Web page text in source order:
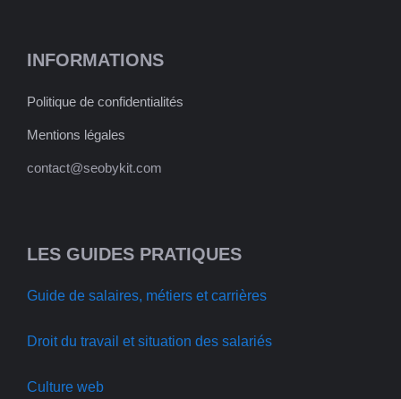
INFORMATIONS
Politique de confidentialités
Mentions légales
contact@seobykit.com
LES GUIDES PRATIQUES
Guide de salaires, métiers et carrières
Droit du travail et situation des salariés
Culture web